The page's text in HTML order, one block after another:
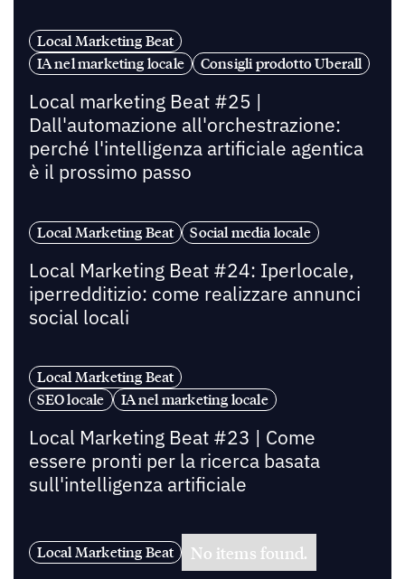
Local Marketing Beat
IA nel marketing locale
Consigli prodotto Uberall
Local marketing Beat #25 |
Dall'automazione all'orchestrazione:
perché l'intelligenza artificiale agentica
è il prossimo passo
Local Marketing Beat Social media locale
Local Marketing Beat #24: Iperlocale,
iperredditizio: come realizzare annunci
social locali
Local Marketing Beat
SEO locale
IA nel marketing locale
Local Marketing Beat #23 | Come
essere pronti per la ricerca basata
sull'intelligenza artificiale
Local Marketing Beat No items found.